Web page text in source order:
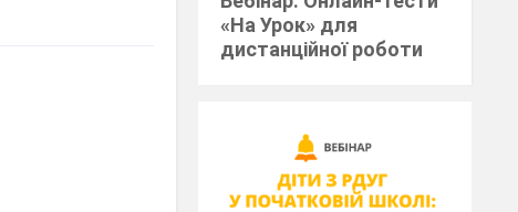
«На Урок» для
дистанційної роботи